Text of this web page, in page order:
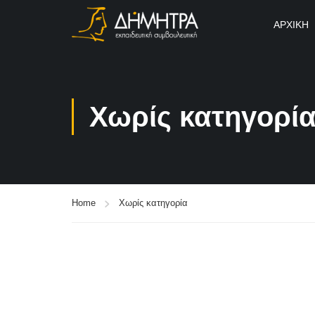
ΑΡΧΙΚΉ
Χωρίς κατηγορία
Home Χωρίς κατηγορία